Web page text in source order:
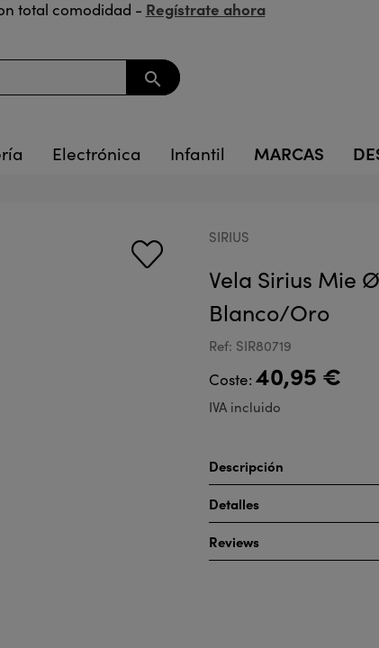
total comodidad - Regístrate ahora
search
Electrónica Infantil MARCAS
SIRIUS
Vela Sirius Mie
Blanco/Oro
Ref: SIR80719
Coste: 40,95 €
IVA incluido
Descripción
Detalles
Reviews